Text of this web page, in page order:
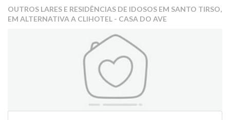
OUTROS LARES E RESIDÊNCIAS DE IDOSOS EM SANTO TIRSO,
EM ALTERNATIVA A CLIHOTEL - CASA DO AVE